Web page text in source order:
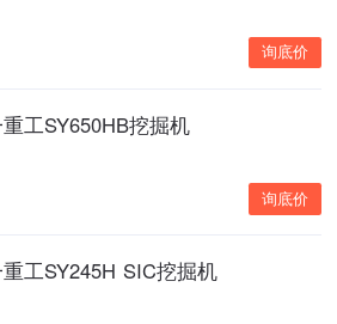
询底价
工SY650HB挖掘机
询底价
工SY245H SIC挖掘机